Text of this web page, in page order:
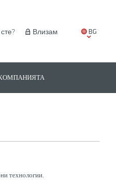
BG
Влизам
технологии.